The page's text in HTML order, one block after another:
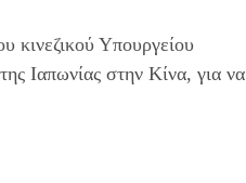
κινεζικού Υπουργείου
Ιαπωνίας στην Κίνα, για να